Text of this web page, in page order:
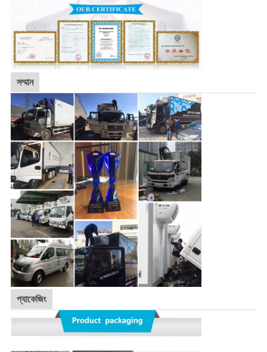
সম্মান
প্যাকেজিং